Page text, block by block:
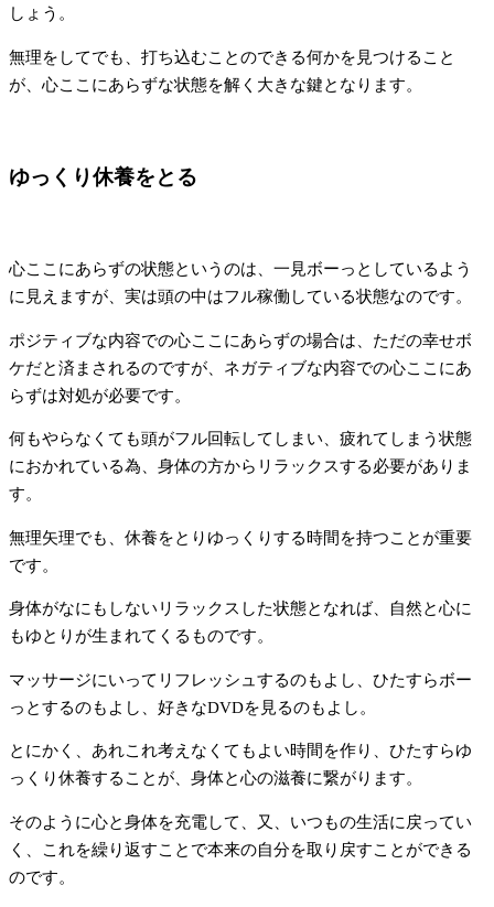
しょう。
無理をしてでも、打ち込むことのできる何かを見つけること
が、心ここにあらずな状態を解く大きな鍵となります。
ゆっくり休養をとる
心ここにあらずの状態というのは、一見ボーっとしているよう
に見えますが、実は頭の中はフル稼働している状態なのです。
ポジティブな内容での心ここにあらずの場合は、ただの幸せボ
ケだと済まされるのですが、ネガティブな内容での心ここにあ
らずは対処が必要です。
何もやらなくても頭がフル回転してしまい、疲れてしまう状態
におかれている為、身体の方からリラックスする必要がありま
す。
無理矢理でも、休養をとりゆっくりする時間を持つことが重要
です。
身体がなにもしないリラックスした状態となれば、自然と心に
もゆとりが生まれてくるものです。
マッサージにいってリフレッシュするのもよし、ひたすらボー
っとするのもよし、好きなDVDを見るのもよし。
とにかく、あれこれ考えなくてもよい時間を作り、ひたすらゆ
っくり休養することが、身体と心の滋養に繋がります。
そのように心と身体を充電して、又、いつもの生活に戻ってい
く、これを繰り返すことで本来の自分を取り戻すことができる
のです。